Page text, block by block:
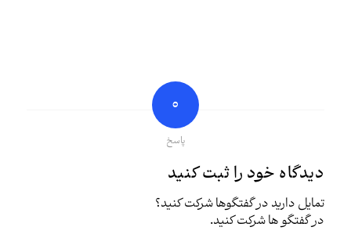
0
پاسخ
دیدگاه خود را ثبت کنید
تمایل دارید در گفتگوها شرکت کنید؟
در گفتگو ها شرکت کنید.